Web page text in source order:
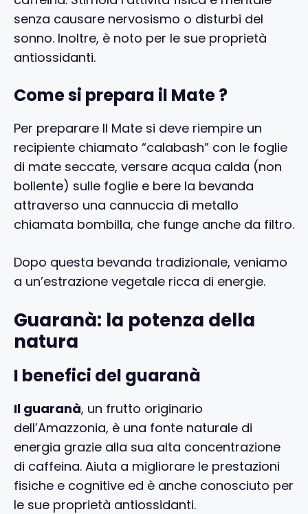
senza causare nervosismo o disturbi del
sonno. Inoltre, è noto per le sue proprietà
antiossidanti.
Come si prepara il Mate ?
Per preparare Il Mate si deve riempire un
recipiente chiamato “calabash” con le foglie
di mate seccate, versare acqua calda (non
bollente) sulle foglie e bere la bevanda
attraverso una cannuccia di metallo
chiamata bombilla, che funge anche da filtro.
Dopo questa bevanda tradizionale, veniamo
a un’estrazione vegetale ricca di energie.
Guaranà: la potenza della
natura
I benefici del guaranà
Il guaranà, un frutto originario
dell’Amazzonia, è una fonte naturale di
energia grazie alla sua alta concentrazione
di caffeina. Aiuta a migliorare le prestazioni
fisiche e cognitive ed è anche conosciuto per
le sue proprietà antiossidanti.